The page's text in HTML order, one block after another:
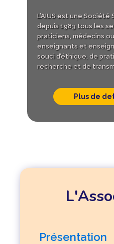
L’AIUS est une
depuis 1983 tous les
praticiens, médecins
enseignants et
souci d’éthique, de
recherche et de
Plus de
Présentation